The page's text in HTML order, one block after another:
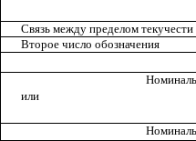
Связь между пределом текучести
Второе число обозначения
или